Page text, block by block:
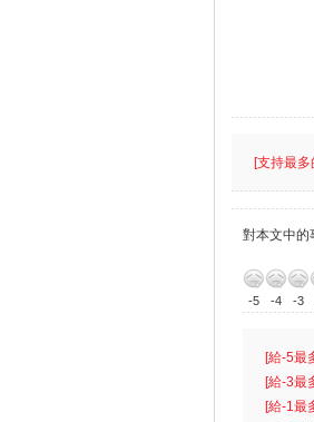
[支持最多
對本文中的
-5 -4 -3
[給-5最
首位
[給-3最
生
[給-1最